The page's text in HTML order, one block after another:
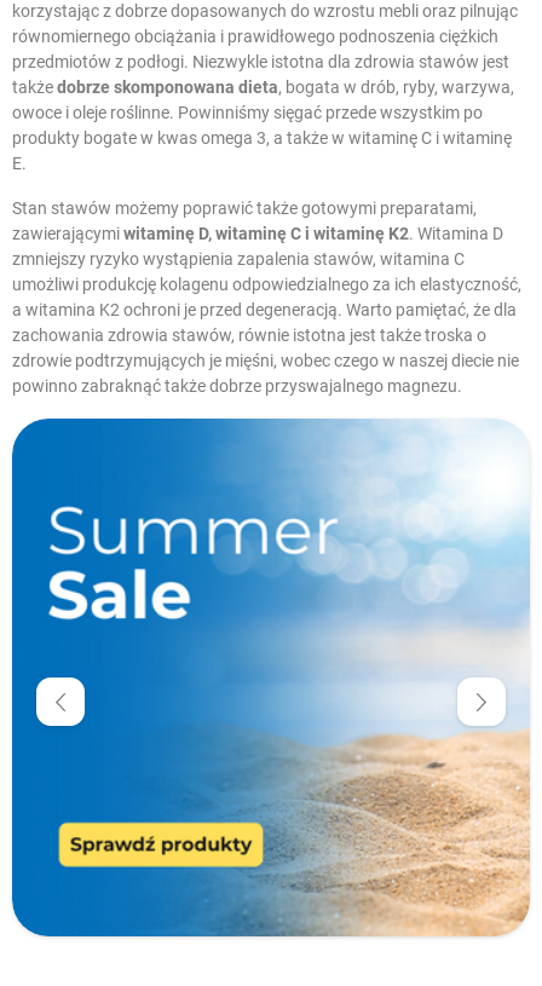
Nowe produkty
Promocje
zł zł
korzystając z dobrze dopasowanych do wzrostu mebli oraz pilnując
równomiernego obciążania i prawidłowego podnoszenia ciężkich
przedmiotów z podłogi. Niezwykle istotna dla zdrowia stawów jest
takżedobrze skomponowana dieta, bogata w drób, ryby, warzywa,
owoce i oleje roślinne. Powinniśmy sięgać przede wszystkim po
produkty bogate w kwas omega 3, a także w witaminę C i witaminę
E.
Stan stawów możemy poprawić także gotowymi preparatami,
zawierającymiwitaminę D, witaminę C i witaminę K2. Witamina D
zmniejszy ryzyko wystąpienia zapalenia stawów, witamina C
umożliwi produkcję kolagenu odpowiedzialnego za ich elastyczność,
a witamina K2 ochroni je przed degeneracją. Warto pamiętać, że dla
zachowania zdrowia stawów, równie istotna jest także troska o
zdrowie podtrzymujących je mięśni, wobec czego w naszej diecie nie
powinno zabraknąć także dobrze przyswajalnego magnezu.